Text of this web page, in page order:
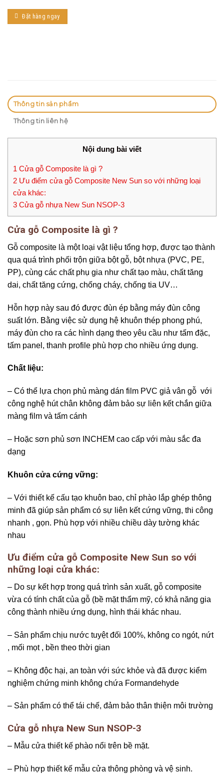
Đặt hàng ngay
Thông tin sản phẩm
Thông tin liên hệ
Nội dung bài viết
1 Cửa gỗ Composite là gì ?
2 Ưu điểm cửa gỗ Composite New Sun so với những loại
cửa khác:
3 Cửa gỗ nhựa New Sun NSOP-3
Cửa gỗ Composite là gì ?
Gỗ composite là một loại vật liệu tổng hợp, được tạo thành
qua quá trình phối trộn giữa bột gỗ, bột nhựa (PVC, PE,
PP), cùng các chất phụ gia như chất tạo màu, chất tăng
dai, chất tăng cứng, chống cháy, chống tia UV…
Hỗn hợp này sau đó được đùn ép bằng máy đùn công
suất lớn. Bằng việc sử dụng hệ khuôn thép phong phú,
máy đùn cho ra các hình dạng theo yêu cầu như tấm đặc,
tấm panel, thanh profile phù hợp cho nhiều ứng dụng.
Chất liệu:
– Có thể lựa chọn phủ màng dán film PVC giả vân gỗ với
công nghệ hút chân không đảm bảo sự liên kết chắn giữa
màng film và tấm cánh
– Hoặc sơn phủ sơn INCHEM cao cấp với màu sắc đa
dạng
Khuôn cửa cứng vững:
– Với thiết kế cấu tạo khuôn bao, chỉ phào lắp ghép thông
minh đã giúp sản phẩm có sự liên kết cứng vững, thi công
nhanh , gọn. Phù hợp với nhiều chiều dày tường khác
nhau
Ưu điểm cửa gỗ Composite New Sun so với
những loại cửa khác:
– Do sự kết hợp trong quá trình sản xuất, gỗ composite
vừa có tính chất của gỗ (bề mặt thẩm mỹ, có khả năng gia
công thành nhiều ứng dụng, hình thái khác nhau.
– Sản phẩm chịu nước tuyệt đối 100%, không co ngót, nứt
, mối mọt , bền theo thời gian
– Không độc hại, an toàn với sức khỏe và đã được kiểm
nghiệm chứng minh không chứa Formandehyde
– Sản phẩm có thể tái chế, đảm bảo thân thiện môi trường
Cửa gỗ nhựa New Sun NSOP-3
– Mẫu cửa thiết kế phào nổi trên bề mặt.
– Phù hợp thiết kế mẫu cửa thông phòng và vệ sinh.